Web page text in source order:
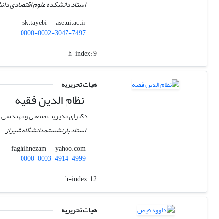
استاد دانشکده علوم اقتصادی
sk.tayebi
ase.ui.ac.ir
0000-0002-3047-7497
h-index:9
هیات تحریریه
نظام الدین فقیه
دکترای مدیریت صنعتی و
استاد بازنشسته دانشگاه شیراز
faghihnezam
yahoo.com
0000-0003-4914-4999
h-index:12
هیات تحریریه